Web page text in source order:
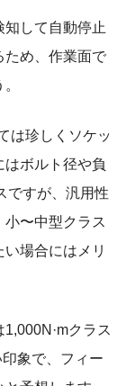
知して自動停止
ため、作業面で
は珍しくソケッ
はボルト径や負
ですが、汎用性
〜中型クラス
場合にはメリ
クラス
象で、フィー